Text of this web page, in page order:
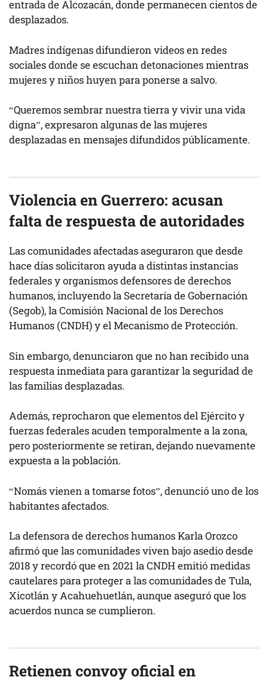
entrada de Alcozacán, donde permanecen cientos de
desplazados.
Madres indígenas difundieron videos en redes
sociales donde se escuchan detonaciones mientras
mujeres y niños huyen para ponerse a salvo.
“Queremos sembrar nuestra tierra y vivir una vida
digna”, expresaron algunas de las mujeres
desplazadas en mensajes difundidos públicamente.
Violencia en Guerrero: acusan
falta de respuesta de autoridades
Las comunidades afectadas aseguraron que desde
hace días solicitaron ayuda a distintas instancias
federales y organismos defensores de derechos
humanos, incluyendo la Secretaría de Gobernación
(Segob), la Comisión Nacional de los Derechos
Humanos (CNDH) y el Mecanismo de Protección.
Sin embargo, denunciaron que no han recibido una
respuesta inmediata para garantizar la seguridad de
las familias desplazadas.
Además, reprocharon que elementos del Ejército y
fuerzas federales acuden temporalmente a la zona,
pero posteriormente se retiran, dejando nuevamente
expuesta a la población.
“Nomás vienen a tomarse fotos”, denunció uno de los
habitantes afectados.
La defensora de derechos humanos Karla Orozco
afirmó que las comunidades viven bajo asedio desde
2018 y recordó que en 2021 la CNDH emitió medidas
cautelares para proteger a las comunidades de Tula,
Xicotlán y Acahuehuetlán, aunque aseguró que los
acuerdos nunca se cumplieron.
Retienen convoy oficial en